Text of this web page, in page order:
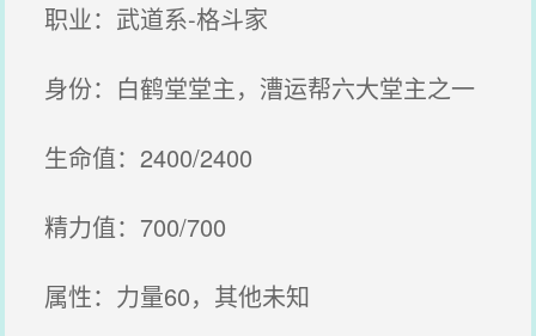
职业：武道系-格斗家
身份：白鹤堂堂主，漕运帮六大堂主之一
生命值：2400/2400
精力值：700/700
属性：力量60，其他未知